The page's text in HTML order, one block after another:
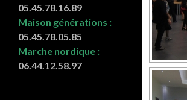
05.45.78.16.89
Maison générations :
05.45.78.05.85
Marche nordique :
06.44.12.58.97